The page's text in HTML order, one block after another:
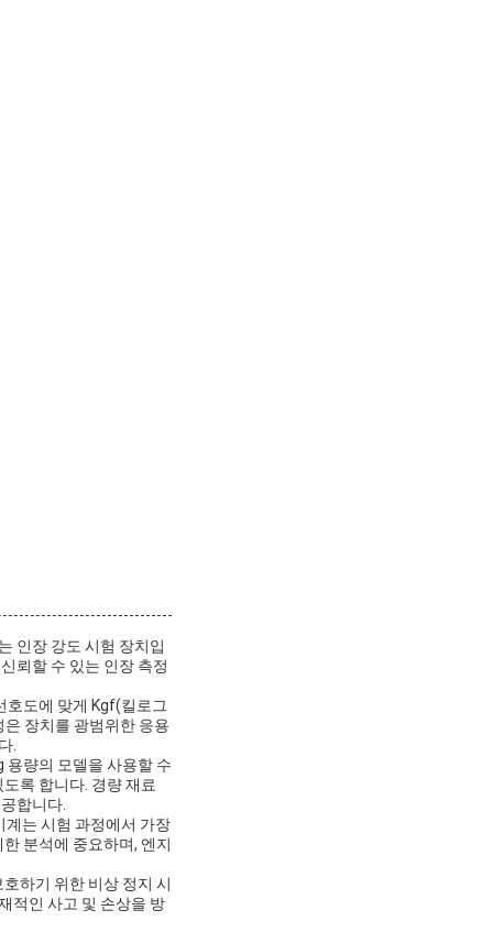
인장 강도 시험 장치입
뢰할 수 있는 인장 측정
호도에 맞게 Kgf(킬로그
장치를 광범위한 응용
.
용량의 모델을 사용할 수
록 합니다. 경량 재료
합니다.
계는 시험 과정에서 가장
분석에 중요하며, 엔지
하기 위한 비상 정지 시
적인 사고 및 손상을 방